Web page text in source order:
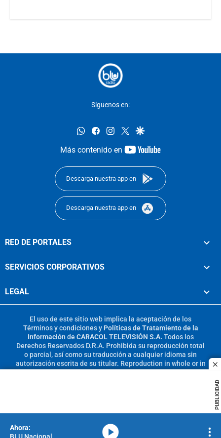
PUBLICIDAD
Síguenos en:
whatsappfacebookinstagram
twittergoogle
Más contenido en
youtube-
Descarga nuestra app en
Descarga nuestra app en
RED DE PORTALES
SERVICIOS CORPORATIVOS
LEGAL
El uso de este sitio web implica la aceptación de los
Términos y condicionesy Políticas de Tratamiento de la
Información de CARACOL TELEVISIÓN S.A. Todos los
Derechos Reservados D.R.A. Prohibida su reproducción total
o parcial, así como su traducción a cualquier idioma sin
autorización escrita de su titular. Reproduction in whole or in
BLU Nacional